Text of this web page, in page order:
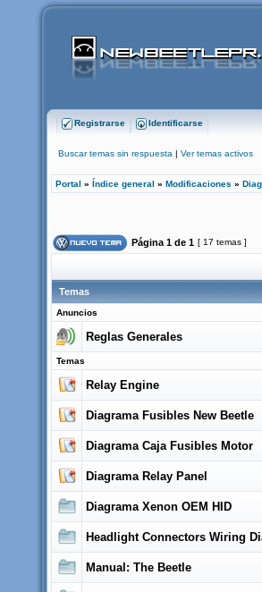
Registrarse Identificarse
Buscar temas sin respuesta | Ver temas activos
Portal » Índice general » Modificaciones »
Página 1 de 1 [ 17 temas ]
Temas
Anuncios
Reglas Generales
Temas
Relay Engine
Diagrama Fusibles New Beetle
Diagrama Caja Fusibles Motor
Diagrama Relay Panel
Diagrama Xenon OEM HID
Headlight Connectors Wiring
Manual: The Beetle